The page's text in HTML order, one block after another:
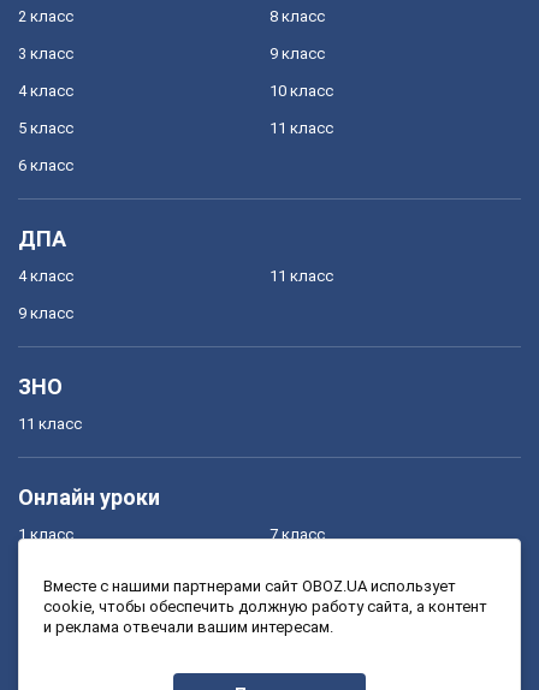
2 класс
3 класс
4 класс
5 класс
6 класс
8 класс
9 класс
10 класс
11 класс
ДПА
4 класс
9 класс
11 класс
ЗНО
11 класс
Онлайн уроки
1 класс
3 класс
7 класс
9 класс
Вместе с нашими партнерами сайт OBOZ.UA использует
cookie, чтобы обеспечить должную работу сайта, а контент
и реклама отвечали вашим интересам.